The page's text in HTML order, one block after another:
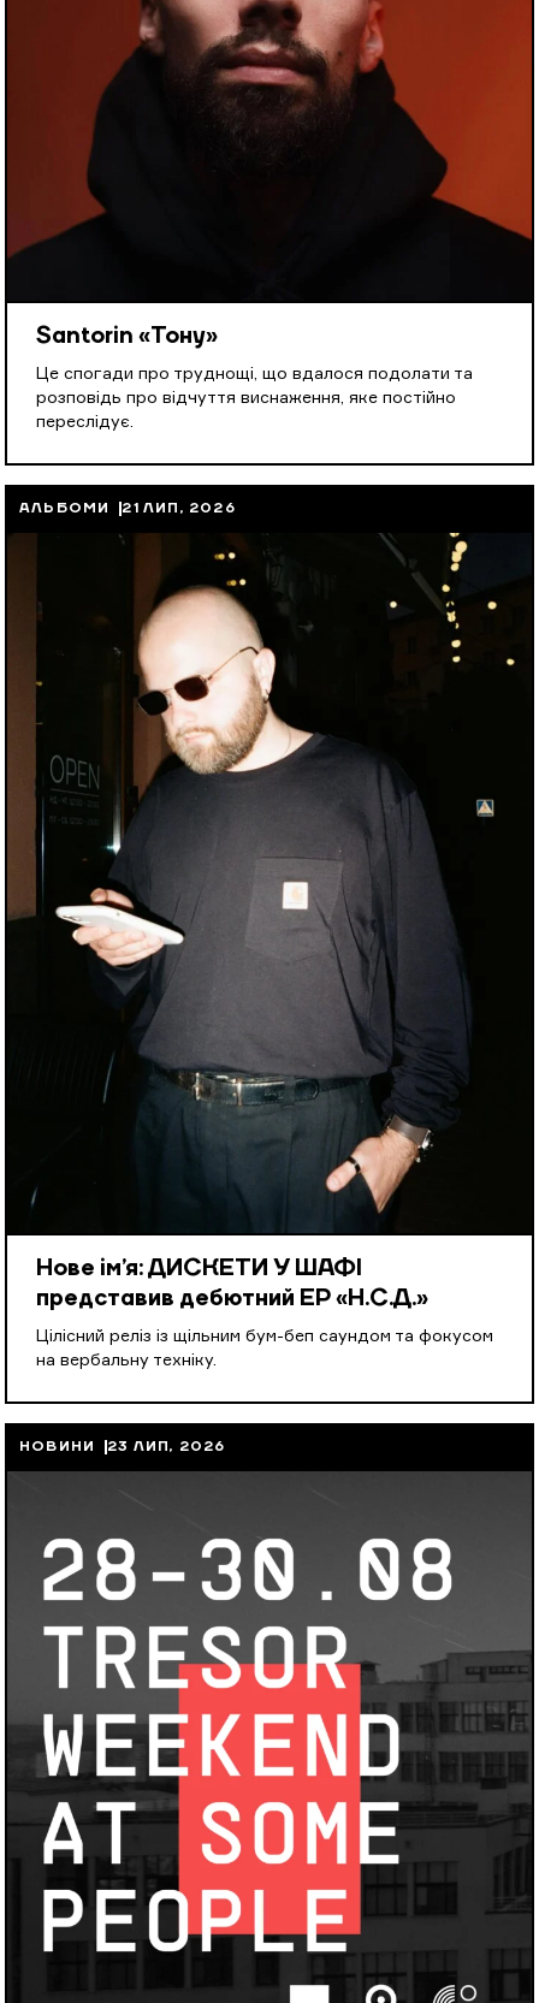
Santorin «Тону»
Це спогади про труднощі, що вдалося подолати та
розповідь про відчуття виснаження, яке постійно
переслідує.
АЛЬБОМИ 21 ЛИП, 2026
Нове ім’я: ДИСКЕТИ У ШАФІ
представив дебютний EP «Н.С.Д.»
Цілісний реліз із щільним бум-беп саундом та фокусом
на вербальну техніку.
НОВИНИ 23 ЛИП, 2026